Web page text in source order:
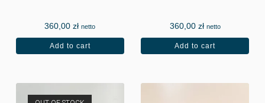
360,00zł netto
Add to cart
360,00 zł netto
Add to cart